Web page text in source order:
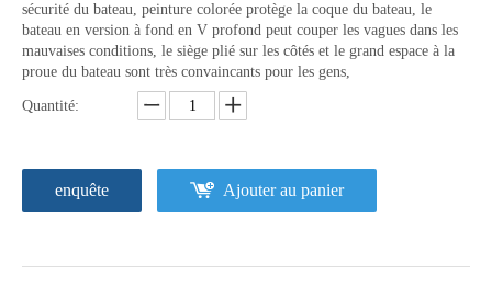
sécurité du bateau, peinture colorée protège la coque du bateau, le
bateau en version à fond en V profond peut couper les vagues dans les
mauvaises conditions, le siège plié sur les côtés et le grand espace à la
proue du bateau sont très convaincants pour les gens,
Quantité:
enquête Ajouter au panier